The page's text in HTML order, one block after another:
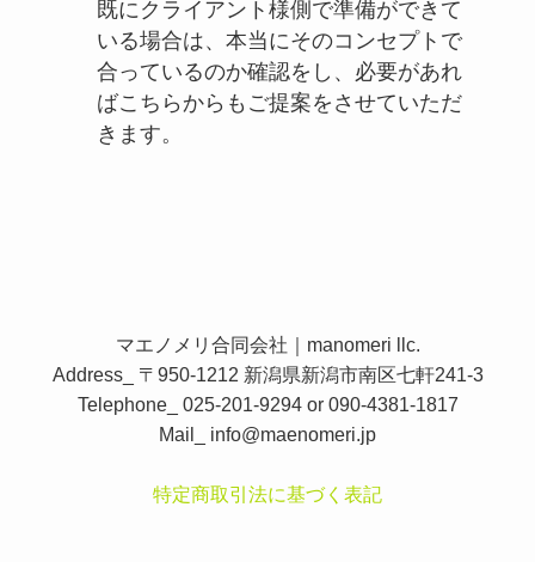
既にクライアント様側で準備ができて
いる場合は、本当にそのコンセプトで
合っているのか確認をし、必要があれ
ばこちらからもご提案をさせていただ
きます。
マエノメリ合同会社｜manomeri llc.
Address_ 〒950-1212 新潟県新潟市南区七軒241-3
Telephone_ 025-201-9294 or 090-4381-1817
Mail_ info@maenomeri.jp
特定商取引法に基づく表記